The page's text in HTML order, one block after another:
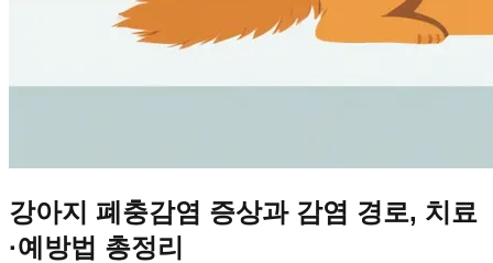
강아지 폐충감염 증상과 감염 경로, 치료
·예방법 총정리